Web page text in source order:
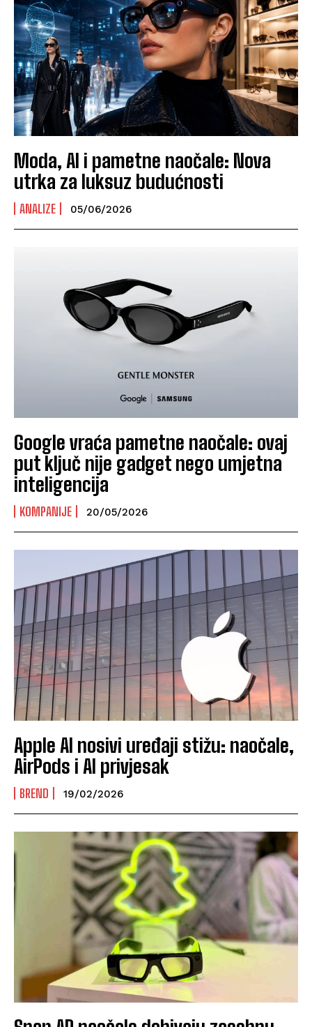
Moda, AI i pametne naočale: Nova
utrka za luksuz budućnosti
ANALIZE 05/06/2026
Google vraća pametne naočale: ovaj
put ključ nije gadget nego umjetna
inteligencija
KOMPANIJE 20/05/2026
Apple AI nosivi uređaji stižu: naočale,
AirPods i AI privjesak
BREND 19/02/2026